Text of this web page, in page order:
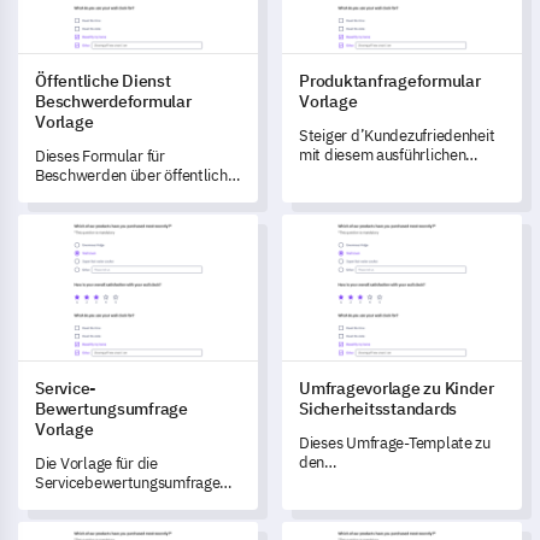
Öffentliche Dienst
Beschwerdeformular
Vorlage
Dieses Formular für
Beschwerden über öffentliche
Ihnen, die Erfahrungen Ihrer
Bürger mit Ihren aktuellen
Dienstleistungen zu verstehen
und Verbesserungen
entsprechend ihren
Bedürfnissen zu ermöglichen.
Produktanfrageformular
Vorlage
Steiger d’Kundezufriedenheit
mit diesem ausführlichen
Service-Bewertungsumfrage Vorlage
Service-
Bewertungsumfrage
Vorlage
Die Vorlage für die
Servicebewertungsumfrage
in die Erfahrungen Ihrer
Umfragevorlage zu Kinder
Umfragevorlage zu Kinder
Sicherheitsstandards
Dieses Umfrage-Template zu
den
Kindersicherheitsmassnahmen
Managerial Fähigkeiten 360 Feedback Vorlage
Rechnungsproblem